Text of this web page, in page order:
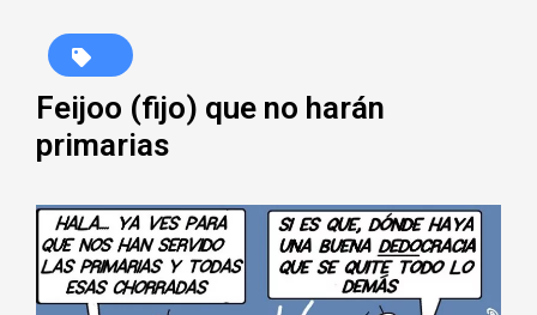
Feijoo (fijo) que no harán
primarias